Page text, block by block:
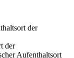
der
der
Aufenthaltsort